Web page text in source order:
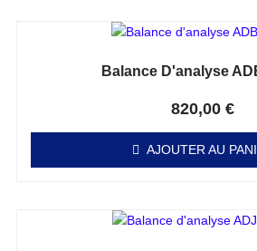
Balance D'analyse
820,00 €
AJOUTER AU